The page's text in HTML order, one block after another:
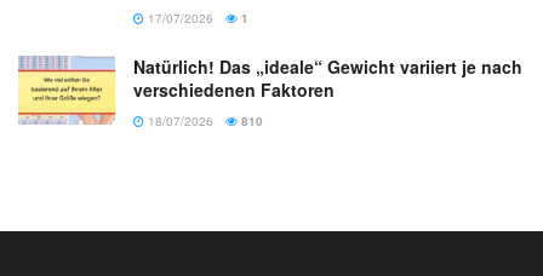
17/07/2026 1
Natürlich! Das „ideale“ Gewicht variiert je nach
verschiedenen Faktoren
18/07/2026 810